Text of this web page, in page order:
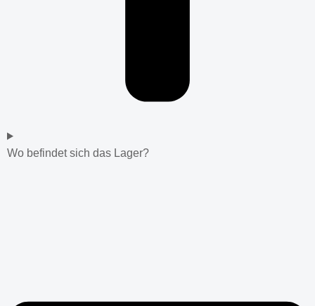
Wo befindet sich das Lager?